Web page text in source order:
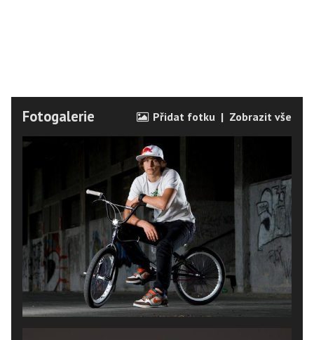
Fotogalerie Přidat fotku | Zobrazit vše